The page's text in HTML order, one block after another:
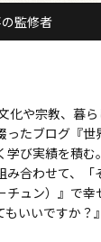
監修者
化や宗教、暮
たブログ『
び実績を積
合わせて、
ュン）』で
いいですか